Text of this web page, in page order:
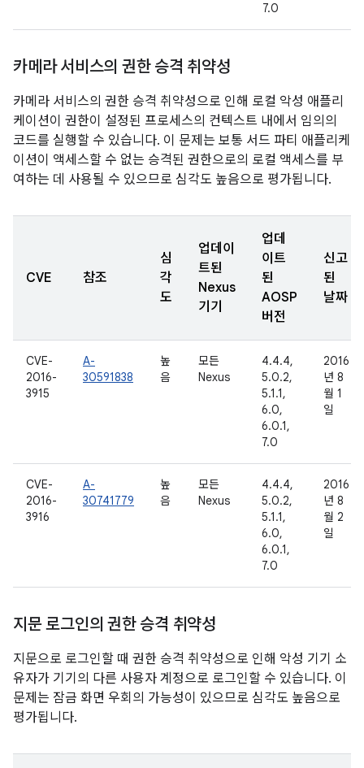
7.0
카메라 서비스의 권한 승격 취약성
카메라 서비스의 권한 승격 취약성으로 인해 로컬 악성 애플리
케이션이 권한이 설정된 프로세스의 컨텍스트 내에서 임의의
코드를 실행할 수 있습니다. 이 문제는 보통 서드 파티 애플리케
이션이 액세스할 수 없는 승격된 권한으로의 로컬 액세스를 부
여하는 데 사용될 수 있으므로 심각도 높음으로 평가됩니다.
CVE 참조
심
각
도
업데이
트된
Nexus
기기
업데
이트
된
AOSP
버전
신고
된
날짜
CVE-
2016-
3915
A-
30591838
높
음
모든
Nexus
4.4.4,
5.0.2,
5.1.1,
6.0,
6.0.1,
7.0
2016
년 8
월 1
일
CVE-
2016-
3916
A-
30741779
높
음
모든
Nexus
4.4.4,
5.0.2,
5.1.1,
6.0,
6.0.1,
7.0
2016
년 8
월 2
일
지문 로그인의 권한 승격 취약성
지문으로 로그인할 때 권한 승격 취약성으로 인해 악성 기기 소
유자가 기기의 다른 사용자 계정으로 로그인할 수 있습니다. 이
문제는 잠금 화면 우회의 가능성이 있으므로 심각도 높음으로
평가됩니다.